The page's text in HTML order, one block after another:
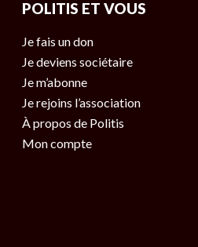
POLITIS ET VOUS
Je fais un don
Je deviens sociétaire
Je m’abonne
Je rejoins l’association
À propos de Politis
Mon compte